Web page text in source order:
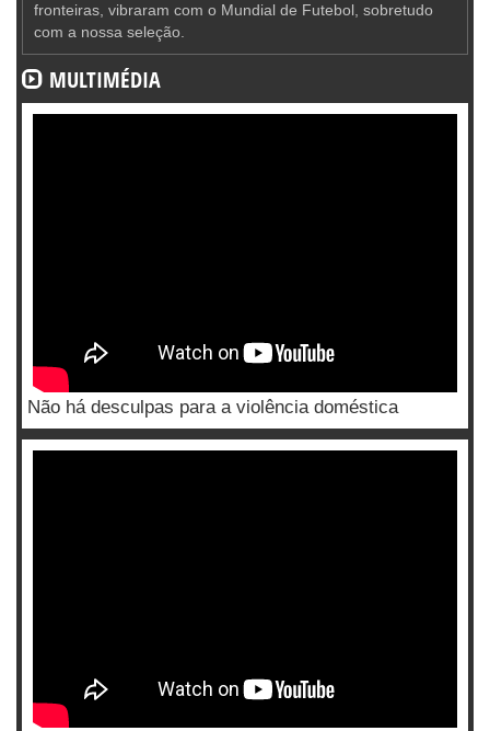
fronteiras, vibraram com o Mundial de Futebol, sobretudo
com a nossa seleção.
MULTIMÉDIA
Não há desculpas para a violência doméstica